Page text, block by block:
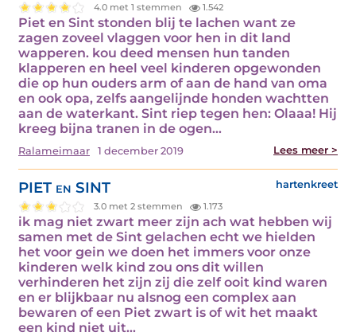
4.0 met 1 stemmen 1.542
Piet en Sint stonden blij te lachen want ze
zagen zoveel vlaggen voor hen in dit land
wapperen. kou deed mensen hun tanden
klapperen en heel veel kinderen opgewonden
die op hun ouders arm of aan de hand van oma
en ook opa, zelfs aangelijnde honden wachtten
aan de waterkant. Sint riep tegen hen: Olaaa! Hij
kreeg bijna tranen in de ogen…
Ralameimaar 1 december 2019 Lees meer >
PIET en SINT hartenkreet
3.0 met 2 stemmen 1.173
ik mag niet zwart meer zijn ach wat hebben wij
samen met de Sint gelachen echt we hielden
het voor gein we doen het immers voor onze
kinderen welk kind zou ons dit willen
verhinderen het zijn zij die zelf ooit kind waren
en er blijkbaar nu alsnog een complex aan
bewaren of een Piet zwart is of wit het maakt
een kind niet uit…